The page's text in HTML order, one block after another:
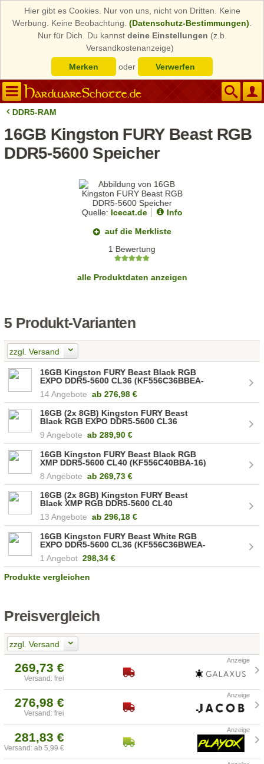
Hier gibt es Cookies. Nur von uns, nicht von Dritten. Keine
Werbung. Keine Beobachtung. (Datenschutz-Bestimmungen)
Nur für Dich. Du kannst deine Einstellungen (z.b.
Versandkostenanzeige)
Merken
oder Verwerfen
DDR5-RAM
16GB Kingston FURY Beast RGB
DDR5-5600 Speicher
Quelle: Icecat.de
Info
auf die Merkliste
1 Bewertung
alle Produktdaten anzeigen
5 Produkt-Varianten
zzgl. Versand
16GB Kingston FURY Beast Black RGB
EXPO DDR5-5600 CL36 (KF556C36BBEA-
14 Angebote ab 276,98 €
16GB (2x 8GB) Kingston FURY Beast
Black RGB EXPO DDR5-5600 CL36
(KF556C36BBEAK2-16)
9 Angebote ab289,90 €
16GB Kingston FURY Beast Black RGB
XMP DDR5-5600 CL40 (KF556C40BBA-16)
8 Angebote ab 269,73 €
16GB (2x 8GB) Kingston FURY Beast
Black XMP RGB DDR5-5600 CL40
(KF556C40BBAK2-16)
13 Angebote ab296,18 €
16GB Kingston FURY Beast White RGB
EXPO DDR5-5600 CL36 (KF556C36BWEA-
1 Angebot 298,34 €
Produkte vergleichen
Preisvergleich
zzgl. Versand
269,73 €
Versand: frei
276,98 €
Versand: frei
281,83 €
Versand: ab 5,99 €